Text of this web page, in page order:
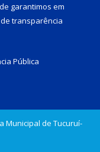
garantimos em
transparência
Pública
Municipal de Tucuruí-